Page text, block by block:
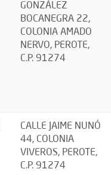
GONZÁLEZ
BOCANEGRA 22,
COLONIA AMADO
NERVO, PEROTE,
C.P. 91274
CALLE JAIME NUNÓ
44, COLONIA
VIVEROS, PEROTE,
C.P. 91274